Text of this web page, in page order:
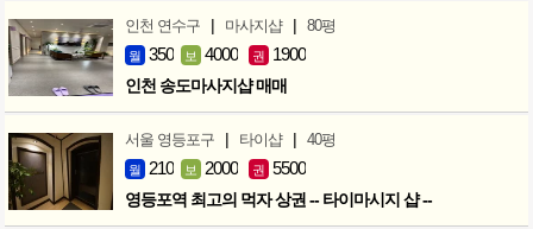
인천 연수구 | 마사지샵 | 80평
월 350 보 4000 권 1900
인천 송도마사지샵 매매
서울 영등포구 | 타이샵 | 40평
월 210 보 2000 권 5500
영등포역 최고의 먹자 상권 -- 타이마시지 샵 --